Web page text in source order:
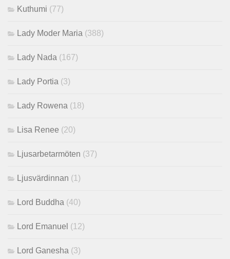
Kuthumi (77)
Lady Moder Maria (388)
Lady Nada (167)
Lady Portia (3)
Lady Rowena (18)
Lisa Renee (20)
Ljusarbetarmöten (37)
Ljusvärdinnan (1)
Lord Buddha (40)
Lord Emanuel (12)
Lord Ganesha (3)